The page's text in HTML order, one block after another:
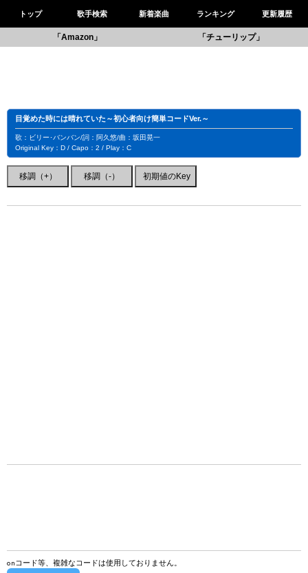
トップ 歌手検索 新着楽曲 ランキング 更新履歴
「Amazon」 「チューリップ」
目覚めた時には晴れていた～初心者向け簡単コードVer.～
歌：ビリー･バンバン/詞：阿久悠/曲：坂田晃一
Original Key：D / Capo：2 / Play：C
onコード等、複雑なコードは使用しておりません。